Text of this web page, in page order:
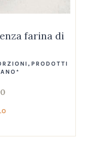
farina di
, PRODOTTI